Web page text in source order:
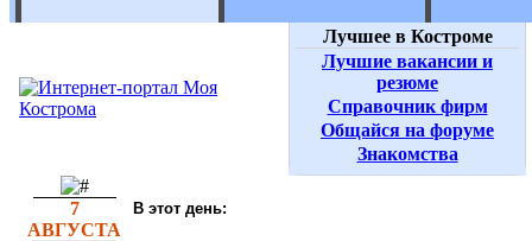
Лучшее в Костроме
Лучшие вакансии и
резюме
Справочник фирм
Общайся на форуме
Знакомства
7
АВГУСТА
В этот день: